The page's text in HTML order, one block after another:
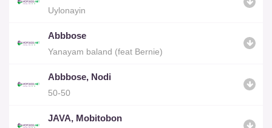
Uylonayin
Abbbose
Yanayam baland (feat Bernie)
Abbbose, Nodi
50-50
JAVA, Mobitobon